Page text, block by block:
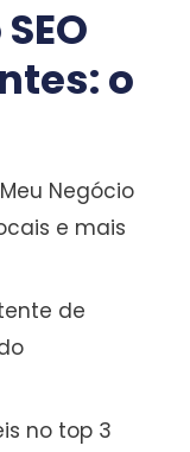
o
Negócio
e mais
de
no top 3